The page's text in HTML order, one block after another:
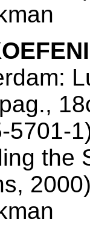
5701-
the